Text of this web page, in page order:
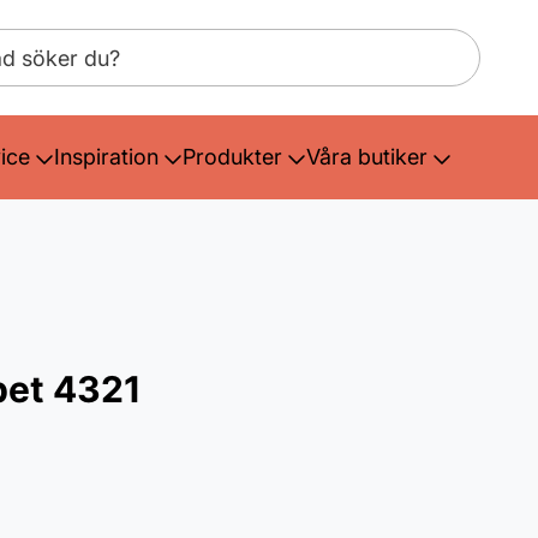
Inspiration Produkter Våra butiker
4321